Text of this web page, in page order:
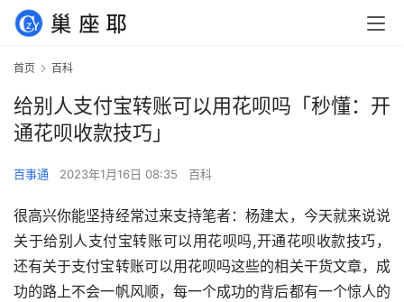
首页 百科
给别人支付宝转账可以用花呗吗「秒懂：开
通花呗收款技巧」
百事通 2023年1月16日 08:35 百科
很高兴你能坚持经常过来支持笔者：杨建太，今天就来说说
关于给别人支付宝转账可以用花呗吗,开通花呗收款技巧，
还有关于支付宝转账可以用花呗吗这些的相关干货文章，成
功的路上不会一帆风顺，每一个成功的背后都有一个惊人的